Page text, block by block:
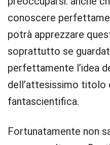
conoscere
potrà apprezzare
soprattutto se
perfettamente l’idea
dell’attesissimo titolo
fantascientifica.
Fortunatamente non